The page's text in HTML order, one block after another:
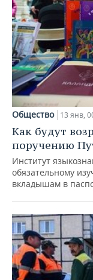
Общество 13 янв,
Как будут
поручению
Институт
обязательному
вкладышам в